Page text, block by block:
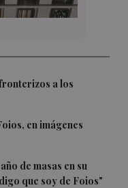
a los
en imágenes
de masas en su
que soy de Foios"